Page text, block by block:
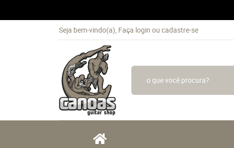
Seja bem-vindo(a), Faça login ou cadastre-se